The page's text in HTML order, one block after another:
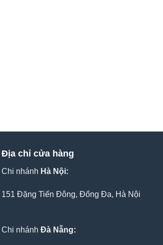
Địa chỉ cửa hàng
Chi nhánh Hà Nội:
151 Đặng Tiến Đông, Đống Đa, Hà Nội
Chi nhánhĐà Nẵng: